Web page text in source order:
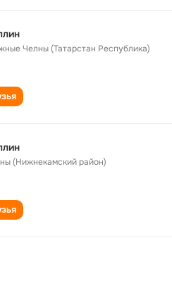
Челны (Татарстан Республика)
(Нижнекамский район)